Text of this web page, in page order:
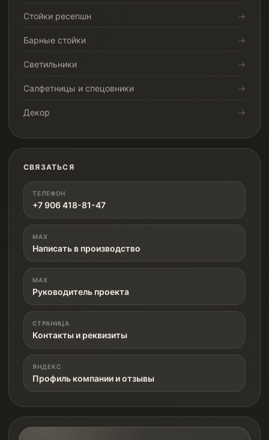
Стойки ресепшн
Барные стойки
Светильники
Салфетницы и спецовники
Декор
СВЯЗАТЬСЯ
ТЕЛЕФОН
+7 906 418-81-47
MAX
Написать в производство
MAX
Руководитель проекта
СТРАНИЦА
Контакты и реквизиты
ЯНДЕКС
Профиль компании и отзывы